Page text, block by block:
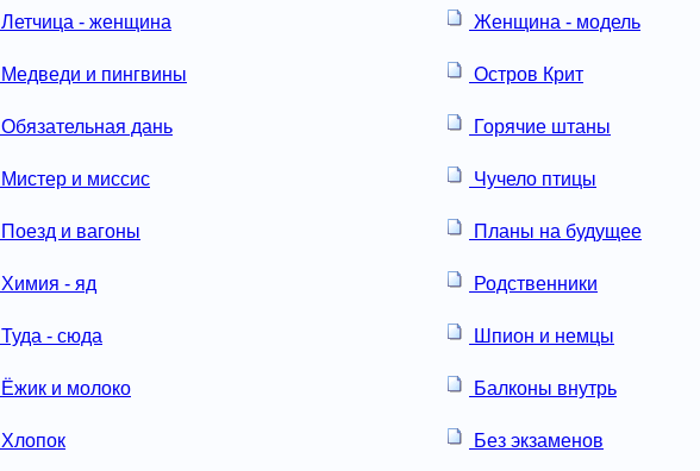
Летчица - женщина Женщина - модель
Медведи и пингвины Остров Крит
Обязательная дань Горячие штаны
Мистер и миссис Чучело птицы
Поезд и вагоны Планы на будущее
Химия - яд Родственники
Туда - сюда Шпион и немцы
Ёжик и молоко Балконы внутрь
Хлопок Без экзаменов